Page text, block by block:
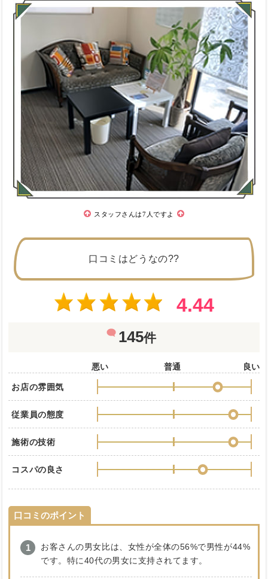
スタッフさんは7人ですよ
口コミはどうなの??
4.44
145件
悪い 普通 良い
お店の雰囲気
従業員の態度
施術の技術
コスパの良さ
口コミのポイント
お客さんの男女比は、女性が全体の56%で男性が44%
です。特に40代の男女に支持されてます。